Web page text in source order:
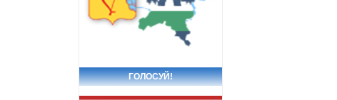
ГОЛОСУЙ!